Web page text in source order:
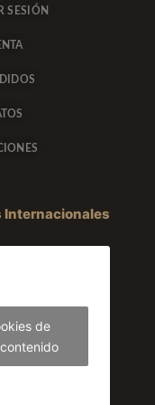
SESIÓN
Internacionales
de